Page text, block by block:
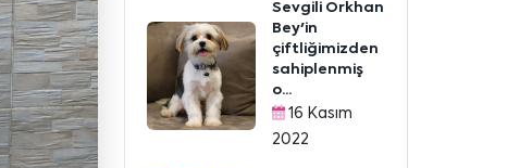
Sevgili Orkhan
Bey'in
çiftliğimizden
sahiplenmiş
o...
16 Kasım
2022